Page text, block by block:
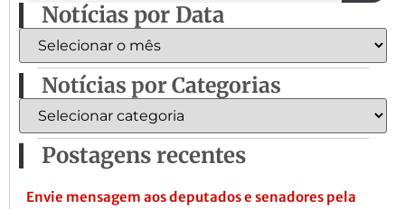
Notícias por Data
Notícias por Categorias
Postagens recentes
Envie mensagem aos deputados e senadores pela